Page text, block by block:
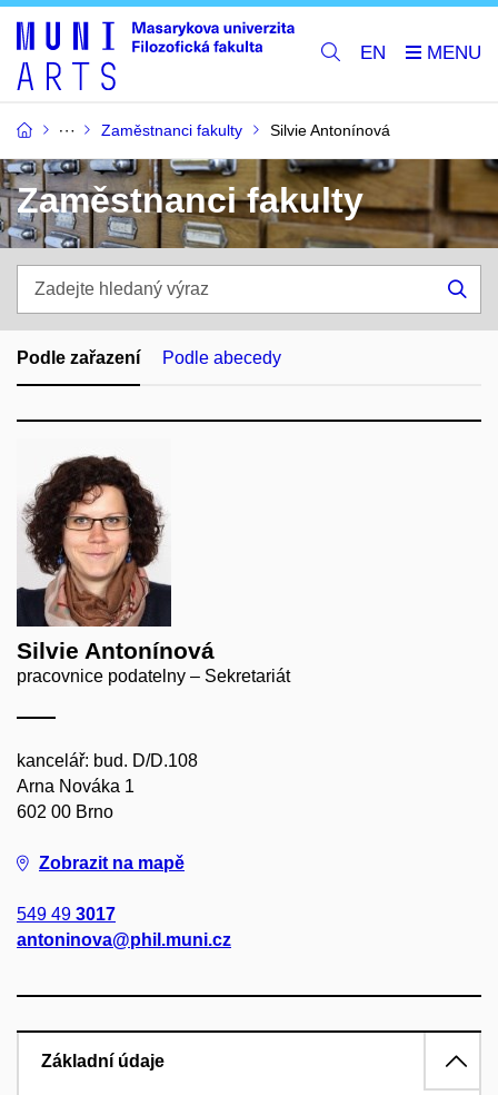
EN
Zaměstnanci fakulty Silvie Antonínová
Zaměstnanci fakulty
hledaný
výraz
Podle zařazení Podle abecedy
Silvie Antonínová
pracovnice podatelny – Sekretariát
kancelář: bud. D/D.108
Arna Nováka 1
602 00 Brno
Zobrazit na mapě
549 49 3017
antoninova@phil.muni.cz
Základní údaje